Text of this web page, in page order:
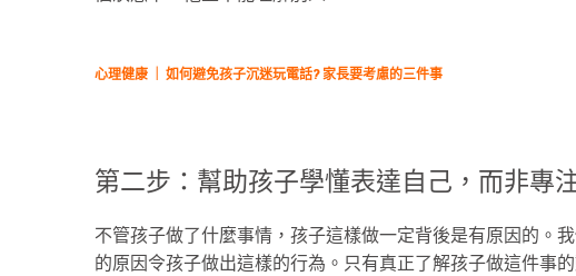
心理健康 ｜ 如何避免孩子沉迷玩電話? 家長要考慮的三件事
第二步：幫助孩子學懂表達自己，而非專
不管孩子做了什麼事情，孩子這樣做一定背後是有原因的。
的原因令孩子做出這樣的行為。只有真正了解孩子做這件事